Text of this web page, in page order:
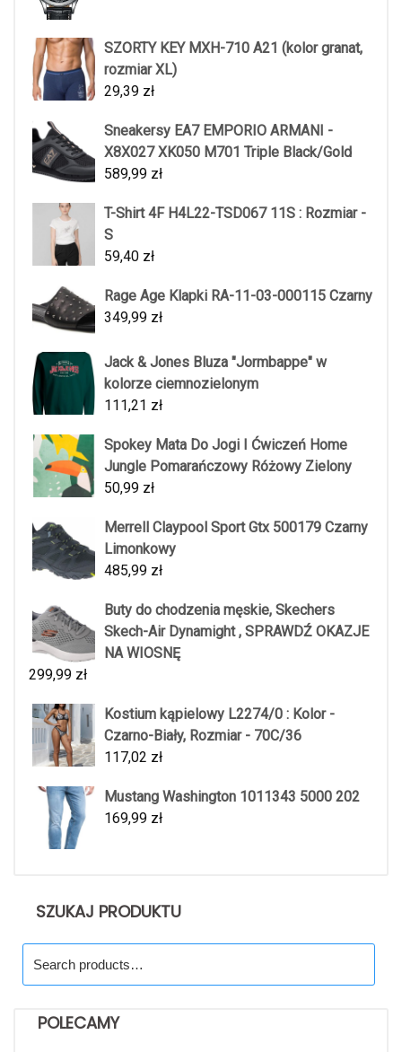
SZORTY KEY MXH-710 A21 (kolor granat,
rozmiar XL)
29,39 zł
Sneakersy EA7 EMPORIO ARMANI -
X8X027 XK050 M701 Triple Black/Gold
589,99 zł
T-Shirt 4F H4L22-TSD067 11S : Rozmiar -
S
59,40 zł
Rage Age Klapki RA-11-03-000115 Czarny
349,99 zł
Jack & Jones Bluza "Jormbappe" w
kolorze ciemnozielonym
111,21 zł
Spokey Mata Do Jogi I Ćwiczeń Home
Jungle Pomarańczowy Różowy Zielony
50,99 zł
Merrell Claypool Sport Gtx 500179 Czarny
Limonkowy
485,99 zł
Buty do chodzenia męskie, Skechers
Skech-Air Dynamight , SPRAWDŹ OKAZJE
NA WIOSNĘ
299,99 zł
Kostium kąpielowy L2274/0 : Kolor -
Czarno-Biały, Rozmiar - 70C/36
117,02 zł
Mustang Washington 1011343 5000 202
169,99 zł
SZUKAJ PRODUKTU
for:
POLECAMY